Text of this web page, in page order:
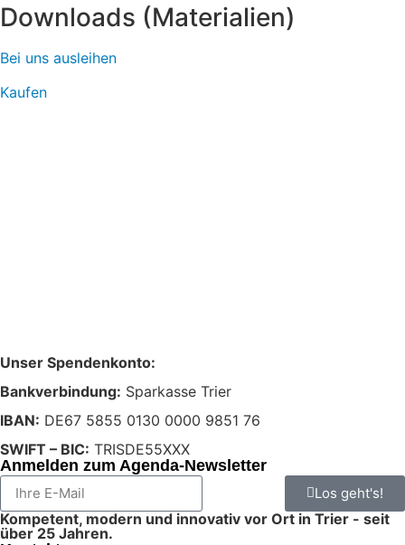
Downloads (Materialien)
Bei uns ausleihen
Kaufen
Unser Spendenkonto:
Bankverbindung: Sparkasse Trier
IBAN: DE67 5855 0130 0000 9851 76
SWIFT – BIC: TRISDE55XXX
Anmelden zum Agenda-Newsletter
Los geht's!
Kompetent, modern und innovativ vor Ort in Trier - seit
über 25 Jahren.